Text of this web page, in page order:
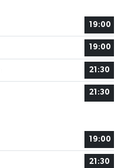
19:00
19:00
21:30
21:30
19:00
21:30